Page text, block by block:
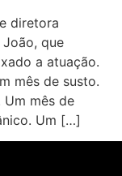
diretora
que
a atuação.
mês de susto.
Um mês de
Um […]